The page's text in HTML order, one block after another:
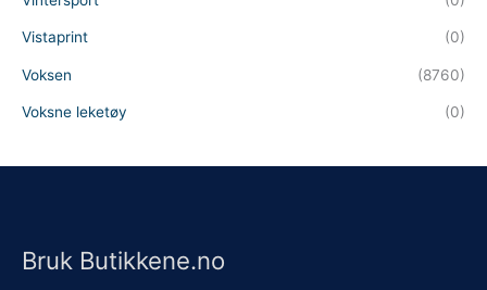
Vistaprint (0)
Voksen (8760)
Voksne leketøy (0)
Bruk Butikkene.no